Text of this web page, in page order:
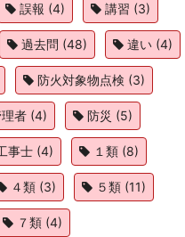
誤報 (4) 講習 (3)
過去問 (48) 違い (4)
防火対象物点検 (3)
者(4) 防災 (5)
事士(4) １類(8)
４類 (3) ５類 (11)
７類(4)